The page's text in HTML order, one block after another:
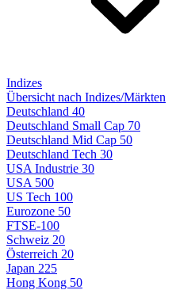
Indizes
Übersicht nach Indizes/Märkten
Deutschland 40
Deutschland Small Cap 70
Deutschland Mid Cap 50
Deutschland Tech 30
USA Industrie 30
USA 500
US Tech 100
Eurozone 50
FTSE-100
Schweiz 20
Österreich 20
Japan 225
Hong Kong 50